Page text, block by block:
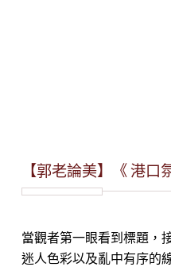
【郭老論美】《 港
當觀者第一眼看到標題，
迷人色彩以及亂中有序的